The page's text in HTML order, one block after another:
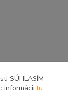
SÚHLASÍM
informáciítu